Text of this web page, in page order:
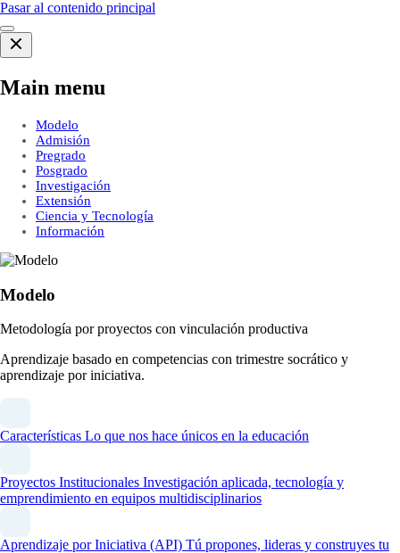
Pasar al contenido principal
Main menu
Modelo
Admisión
Pregrado
Posgrado
Investigación
Extensión
Ciencia y Tecnología
Información
Modelo
Metodología por proyectos con vinculación productiva
Aprendizaje basado en competencias con trimestre socrático y
aprendizaje por iniciativa.
Características Lo que nos hace únicos en la educación
Proyectos Institucionales Investigación aplicada, tecnología y
emprendimiento en equipos multidisciplinarios
Aprendizaje por Iniciativa (API) Tú propones, lideras y construyes tu